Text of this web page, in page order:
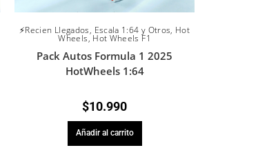
⚡Recien Llegados, Escala 1:64 y Otros, Hot
Wheels, Hot Wheels F1
Pack Autos Formula 1 2025
HotWheels 1:64
$10.990
Añadir al carrito